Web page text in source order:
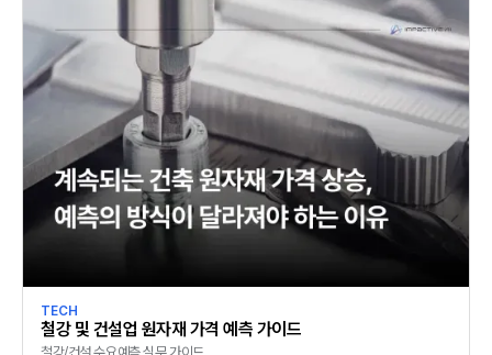
TECH
철강 및 건설업 원자재 가격 예측 가이드